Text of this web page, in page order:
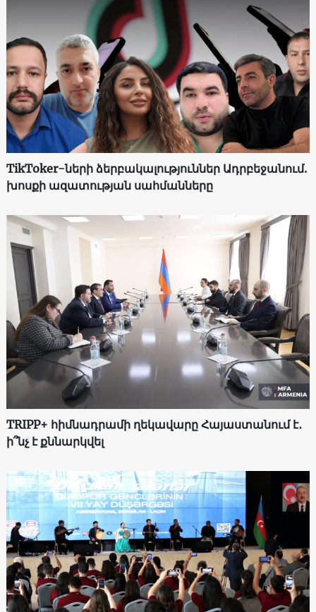
TikToker-ների ձերբակալություններ Ադրբեջանում.
խոսքի ազատության սահմանները
TRIPP+ հիմնադրամի ղեկավարը Հայաստանում է․
ի՞նչ է քննարկվել